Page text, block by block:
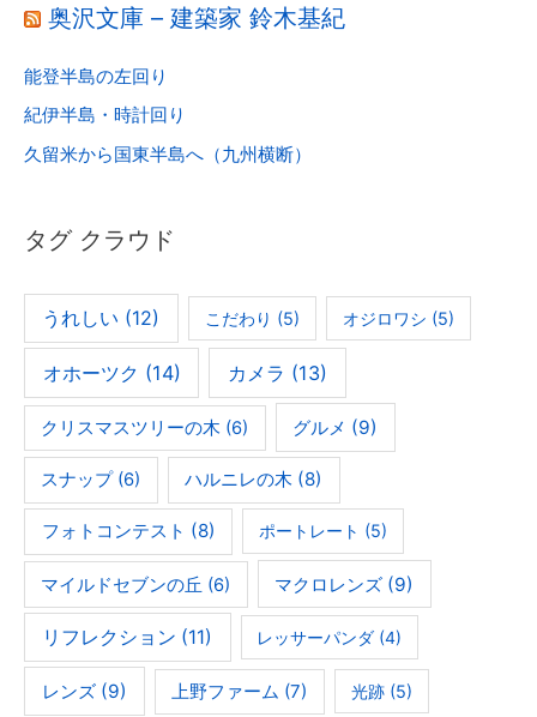
奥沢文庫 – 建築家 鈴木基紀
能登半島の左回り
紀伊半島・時計回り
久留米から国東半島へ（九州横断）
タグ クラウド
うれしい (12) こだわり (5) オジロワシ (5)
オホーツク (14) カメラ (13)
クリスマスツリーの木 (6) グルメ (9)
スナップ(6) ハルニレの木 (8)
フォトコンテスト (8) ポートレート (5)
マイルドセブンの丘 (6) マクロレンズ (9)
リフレクション (11) レッサーパンダ (4)
レンズ(9) 上野ファーム (7) 光跡(5)